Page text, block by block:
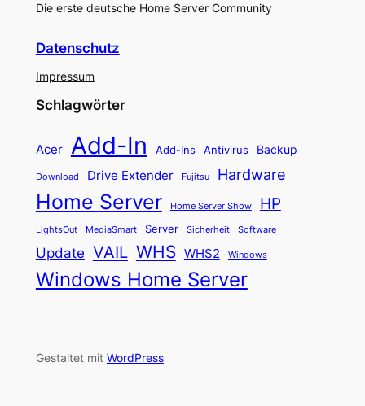
Die erste deutsche Home Server Community
Datenschutz
Impressum
Schlagwörter
Acer Add-In Add-Ins Antivirus Backup
Download Drive Extender Fujitsu Hardware
Home Server Home Server Show HP
LightsOut MediaSmart Server Sicherheit Software
Update VAIL WHS WHS2 Windows
Windows Home Server
Gestaltet mit WordPress